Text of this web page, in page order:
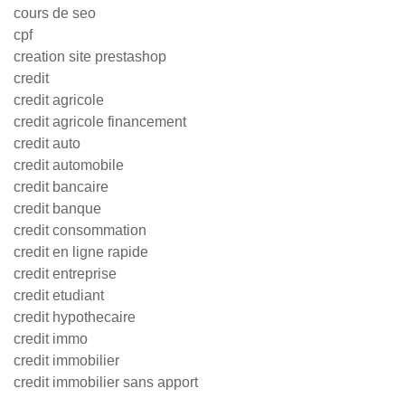
cours de seo
cpf
creation site prestashop
credit
credit agricole
credit agricole financement
credit auto
credit automobile
credit bancaire
credit banque
credit consommation
credit en ligne rapide
credit entreprise
credit etudiant
credit hypothecaire
credit immo
credit immobilier
credit immobilier sans apport